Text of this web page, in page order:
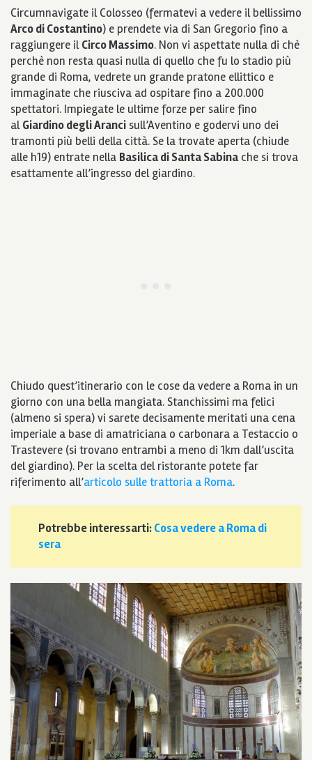
Circumnavigate il Colosseo (fermatevi a vedere il bellissimo
Arco di Costantino) e prendete via di San Gregorio fino a
raggiungere ilCirco Massimo. Non vi aspettate nulla di chè
perchè non resta quasi nulla di quello che fu lo stadio più
grande di Roma, vedrete un grande pratone ellittico e
immaginate che riusciva ad ospitare fino a 200.000
spettatori. Impiegate le ultime forze per salire fino
alGiardino degli Aranci sull’Aventino e godervi uno dei
tramonti più belli della città. Se la trovate aperta (chiude
alle h19) entrate nella Basilica di Santa Sabinache si trova
esattamente all’ingresso del giardino.
Chiudo quest’itinerario con le cose da vedere a Roma in un
giorno con una bella mangiata. Stanchissimi ma felici
(almeno si spera) vi sarete decisamente meritati una cena
imperiale a base di amatriciana o carbonara a Testaccio o
Trastevere (si trovano entrambi a meno di 1km dall’uscita
del giardino). Per la scelta del ristorante potete far
riferimento all’articolo sulle trattoria a Roma.
Potrebbe interessarti:Cosa vedere a Roma di
sera